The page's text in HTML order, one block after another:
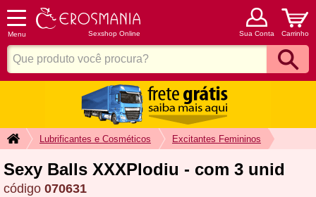
Menu Sexshop Online Sua Conta Carrinho
Lubrificantes e Cosméticos Excitantes Femininos
Sexy Balls XXXPlodiu - com 3 unid
código 070631